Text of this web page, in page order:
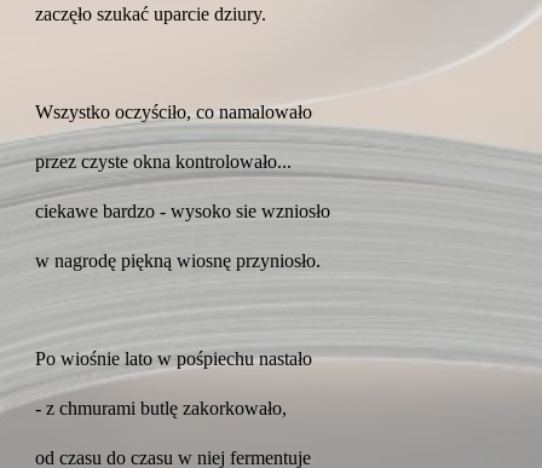
zaczęło szukać uparcie dziury.
Wszystko oczyściło, co namalowało
przez czyste okna kontrolowało...
ciekawe bardzo - wysoko sie wzniosło
w nagrodę piękną wiosnę przyniosło.
Po wiośnie lato w pośpiechu nastało
- z chmurami butlę zakorkowało,
od czasu do czasu w niej fermentuje